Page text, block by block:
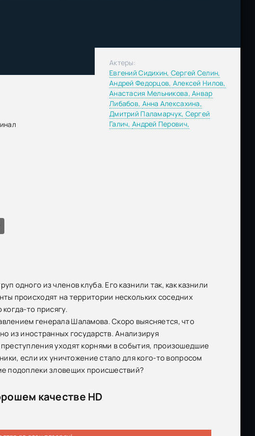
Актеры:
Евгений Сидихин, Сергей Селин,
Андрей Федорцов, Алексей Нилов,
Анастасия Мельникова,Анвар
Либабов, Анна Алексахина,
Дмитрий Паламарчук, Сергей
Галич, Андрей Перович,
одного из членов клуба. Его казнили так, как казнили
происходят на территории нескольких соседних
то присягу.
генерала Шаламова. Скоро выясняется, что
из иностранных государств. Анализируя
уходят корнями в события, произошедшие
если их уничтожение стало для кого-то вопросом
подоплеки зловещих происшествий?
качестве HD